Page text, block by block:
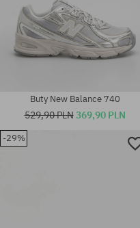
Buty New Balance 740
529,90 PLN369,90 PLN
-29%